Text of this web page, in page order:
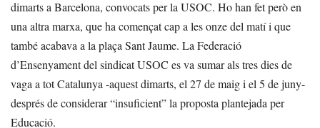
dimarts a Barcelona, convocats per la USOC. Ho han fet però en
una altra marxa, que ha començat cap a les onze del matí i que
també acabava a la plaça Sant Jaume. La Federació
d’Ensenyament del sindicat USOC es va sumar als tres dies de
vaga a tot Catalunya -aquest dimarts, el 27 de maig i el 5 de juny-
després de considerar “insuficient” la proposta plantejada per
Educació.